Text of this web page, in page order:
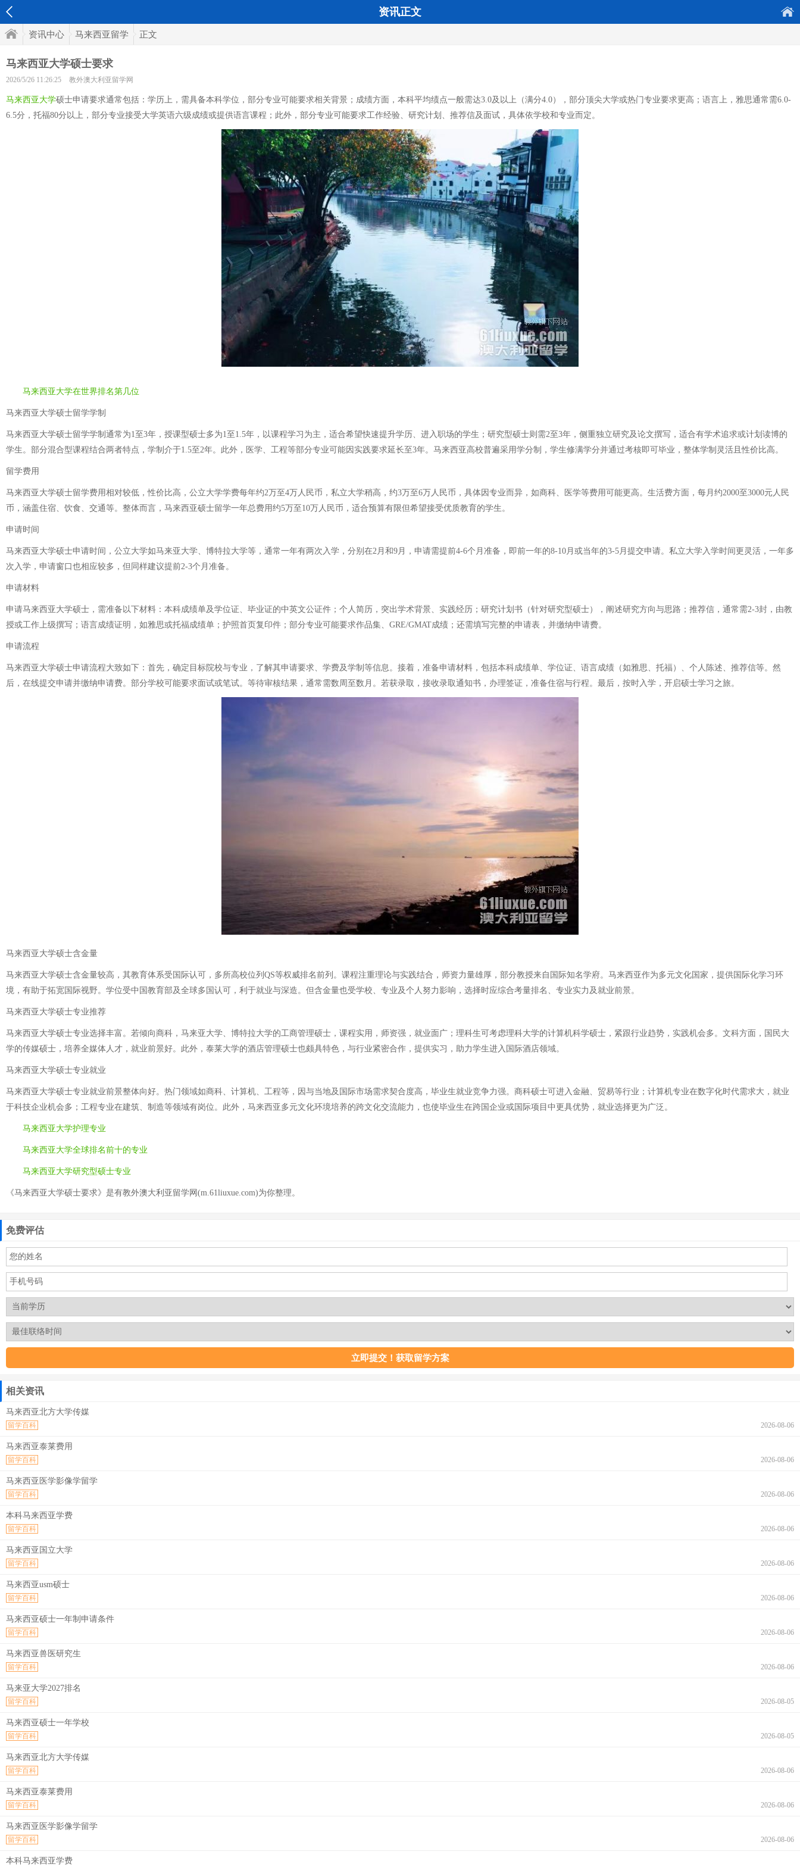
资讯正文
资讯中心 马来西亚留学 正文
马来西亚大学硕士要求
2026/5/26 11:26:25 教外澳大利亚留学网
马来西亚大学硕士申请要求通常包括：学历上，需具备本科学位，部分专业可能要求相关背景；成绩方面，本科平均绩点一般需达3.0及以上（满分4.0），部分顶尖大学或热门专业要求更高；语言上，雅思通常需6.0-
6.5分，托福80分以上，部分专业接受大学英语六级成绩或提供语言课程；此外，部分专业可能要求工作经验、研究计划、推荐信及面试，具体依学校和专业而定。
马来西亚大学在世界排名第几位
马来西亚大学硕士留学学制
马来西亚大学硕士留学学制通常为1至3年，授课型硕士多为1至1.5年，以课程学习为主，适合希望快速提升学历、进入职场的学生；研究型硕士则需2至3年，侧重独立研究及论文撰写，适合有学术追求或计划读博的
学生。部分混合型课程结合两者特点，学制介于1.5至2年。此外，医学、工程等部分专业可能因实践要求延长至3年。马来西亚高校普遍采用学分制，学生修满学分并通过考核即可毕业，整体学制灵活且性价比高。
留学费用
马来西亚大学硕士留学费用相对较低，性价比高，公立大学学费每年约2万至4万人民币，私立大学稍高，约3万至6万人民币，具体因专业而异，如商科、医学等费用可能更高。生活费方面，每月约2000至3000元人民
币，涵盖住宿、饮食、交通等。整体而言，马来西亚硕士留学一年总费用约5万至10万人民币，适合预算有限但希望接受优质教育的学生。
申请时间
马来西亚大学硕士申请时间，公立大学如马来亚大学、博特拉大学等，通常一年有两次入学，分别在2月和9月，申请需提前4-6个月准备，即前一年的8-10月或当年的3-5月提交申请。私立大学入学时间更灵活，一年多
次入学，申请窗口也相应较多，但同样建议提前2-3个月准备。
申请材料
申请马来西亚大学硕士，需准备以下材料：本科成绩单及学位证、毕业证的中英文公证件；个人简历，突出学术背景、实践经历；研究计划书（针对研究型硕士），阐述研究方向与思路；推荐信，通常需2-3封，由教
授或工作上级撰写；语言成绩证明，如雅思或托福成绩单；护照首页复印件；部分专业可能要求作品集、GRE/GMAT成绩；还需填写完整的申请表，并缴纳申请费。
申请流程
马来西亚大学硕士申请流程大致如下：首先，确定目标院校与专业，了解其申请要求、学费及学制等信息。接着，准备申请材料，包括本科成绩单、学位证、语言成绩（如雅思、托福）、个人陈述、推荐信等。然
后，在线提交申请并缴纳申请费。部分学校可能要求面试或笔试。等待审核结果，通常需数周至数月。若获录取，接收录取通知书，办理签证，准备住宿与行程。最后，按时入学，开启硕士学习之旅。
马来西亚大学硕士含金量
马来西亚大学硕士含金量较高，其教育体系受国际认可，多所高校位列QS等权威排名前列。课程注重理论与实践结合，师资力量雄厚，部分教授来自国际知名学府。马来西亚作为多元文化国家，提供国际化学习环
境，有助于拓宽国际视野。学位受中国教育部及全球多国认可，利于就业与深造。但含金量也受学校、专业及个人努力影响，选择时应综合考量排名、专业实力及就业前景。
马来西亚大学硕士专业推荐
马来西亚大学硕士专业选择丰富。若倾向商科，马来亚大学、博特拉大学的工商管理硕士，课程实用，师资强，就业面广；理科生可考虑理科大学的计算机科学硕士，紧跟行业趋势，实践机会多。文科方面，国民大
学的传媒硕士，培养全媒体人才，就业前景好。此外，泰莱大学的酒店管理硕士也颇具特色，与行业紧密合作，提供实习，助力学生进入国际酒店领域。
马来西亚大学硕士专业就业
马来西亚大学硕士专业就业前景整体向好。热门领域如商科、计算机、工程等，因与当地及国际市场需求契合度高，毕业生就业竞争力强。商科硕士可进入金融、贸易等行业；计算机专业在数字化时代需求大，就业
于科技企业机会多；工程专业在建筑、制造等领域有岗位。此外，马来西亚多元文化环境培养的跨文化交流能力，也使毕业生在跨国企业或国际项目中更具优势，就业选择更为广泛。
马来西亚大学护理专业
马来西亚大学全球排名前十的专业
马来西亚大学研究型硕士专业
《马来西亚大学硕士要求》是有教外澳大利亚留学网(m.61liuxue.com)为你整理。
免费评估
相关资讯
马来西亚北方大学传媒
2026-08-06
留学百科
马来西亚泰莱费用
2026-08-06
留学百科
马来西亚医学影像学留学
2026-08-06
留学百科
本科马来西亚学费
2026-08-06
留学百科
马来西亚国立大学
2026-08-06
留学百科
马来西亚usm硕士
2026-08-06
留学百科
马来西亚硕士一年制申请条件
2026-08-06
留学百科
马来西亚兽医研究生
2026-08-06
留学百科
马来亚大学2027排名
2026-08-05
留学百科
马来西亚硕士一年学校
2026-08-05
留学百科
马来西亚北方大学传媒
2026-08-06
留学百科
马来西亚泰莱费用
2026-08-06
留学百科
马来西亚医学影像学留学
2026-08-06
留学百科
本科马来西亚学费